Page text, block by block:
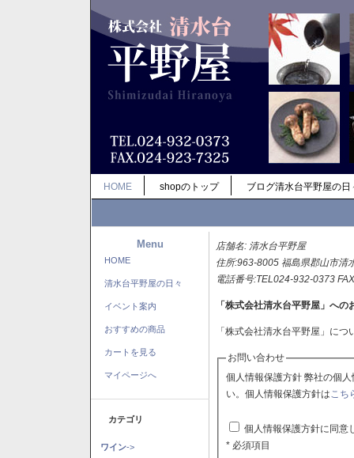
HOME shopのトップ ブログ清水台平野屋の日
Menu
HOME
清水台平野屋の日々
イベント案内
おすすめの商品
カートを見る
マイページへ
カテゴリ
ワイン->
店舗名: 清水台平野屋
住所:963-8005 福島県郡山市清
電話番号:TEL024-932-0373
「株式会社清水台平野屋」への
「株式会社清水台平野屋」に
お問い合わせ
個人情報保護方針 弊社の個人情報保護方針に同意される場合はチェックボックスをクリックしてくださ
い。個人情報保護方針はこち
個人情報保護方針に同意
* 必須項目